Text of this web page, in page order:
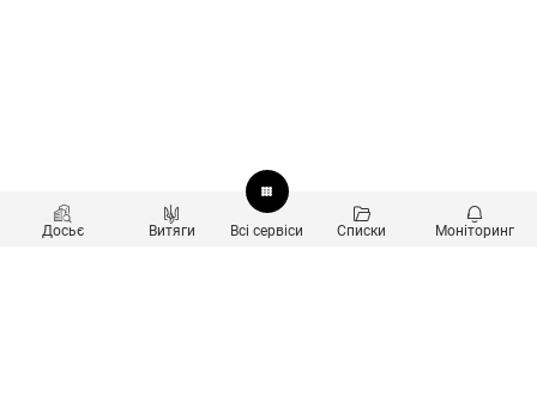
Досьє Витяги Всі сервіси Списки Моніторинг